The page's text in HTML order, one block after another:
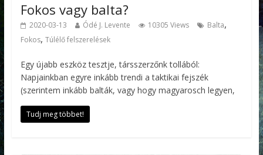
Fokos vagy balta?
2020-03-13 Ódé J. Levente 10305 Views Balta,
Fokos, Túlélő felszerelések
Egy újabb eszköz tesztje, társszerzőnk tollából:
Napjainkban egyre inkább trendi a taktikai fejszék
(szerintem inkább balták, vagy hogy magyarosch legyen,
Tudj meg többet!